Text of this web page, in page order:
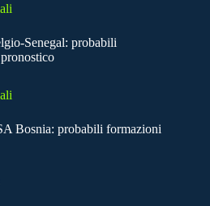
Senegal: probabili
Bosnia: probabili formazioni